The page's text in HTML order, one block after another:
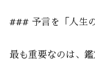
### 予言を「人生
最も重要なのは、